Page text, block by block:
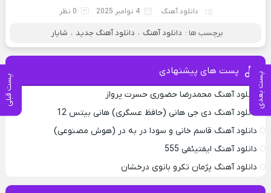
پست بعدی پست قبلی
دانلود آهنگ 4 نوامبر 2025 0 نظر
برچسب ها : دانلود آهنگ ، دانلود آهنگ جدید ، شایار
پست های پیشنهادی
دانلود آهنگ محمدرضا حضورى حسرت پرواز
دانلود آهنگ دی جی هانی (حافظ عسگری) هانی بیتس 12
دانلود آهنگ قاسم خانی و سودا در به در (هوش مصنوعی)
دانلود آهنگ ایفتیئفی 555
دانلود آهنگ پژمان تکرو بانوی درخشان